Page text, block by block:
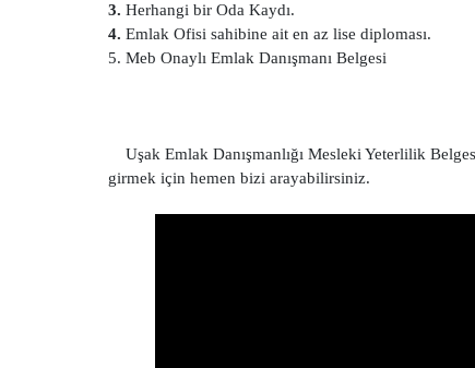
3. Herhangi bir Oda Kaydı.
4. Emlak Ofisi sahibine ait en az lise diploması.
5. Meb Onaylı Emlak Danışmanı Belgesi
Uşak Emlak Danışmanlığı Mesleki Yeterlilik
girmek için hemen bizi arayabilirsiniz.